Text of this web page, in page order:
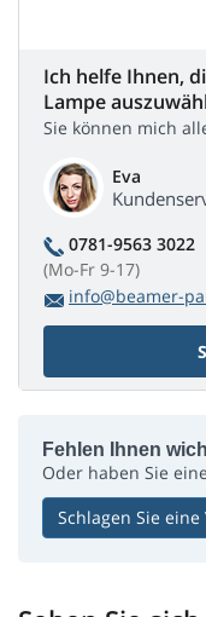
Ich helfe Ihnen,
Lampe
Sie können mich
Eva
0781-9563 3022
(Mo-Fr 9-17)
info@beamer-
Fehlen Ihnen
Oder haben Sie
Schlagen Sie